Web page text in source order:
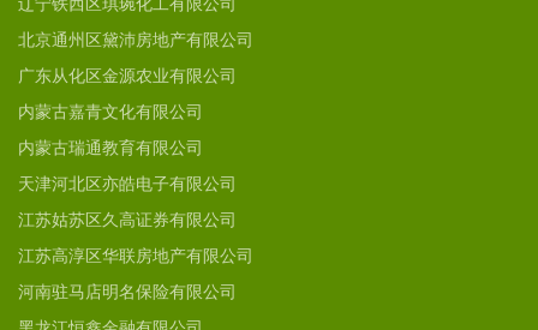
辽宁铁西区琪琬化工有限公司
北京通州区黛沛房地产有限公司
广东从化区金源农业有限公司
内蒙古嘉青文化有限公司
内蒙古瑞通教育有限公司
天津河北区亦皓电子有限公司
江苏姑苏区久高证券有限公司
江苏高淳区华联房地产有限公司
河南驻马店明名保险有限公司